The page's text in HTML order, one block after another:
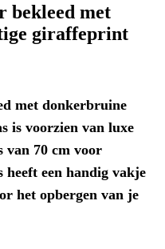
bekleed met
giraffeprint
met donkerbruine
is voorzien van luxe
van 70 cm voor
een handig vakje
het opbergen van je